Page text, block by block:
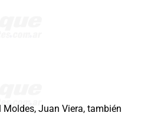
Moldes, Juan Viera, también